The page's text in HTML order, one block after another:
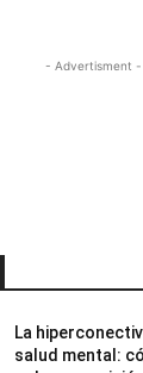
- Advertisment -
La
salud mental: